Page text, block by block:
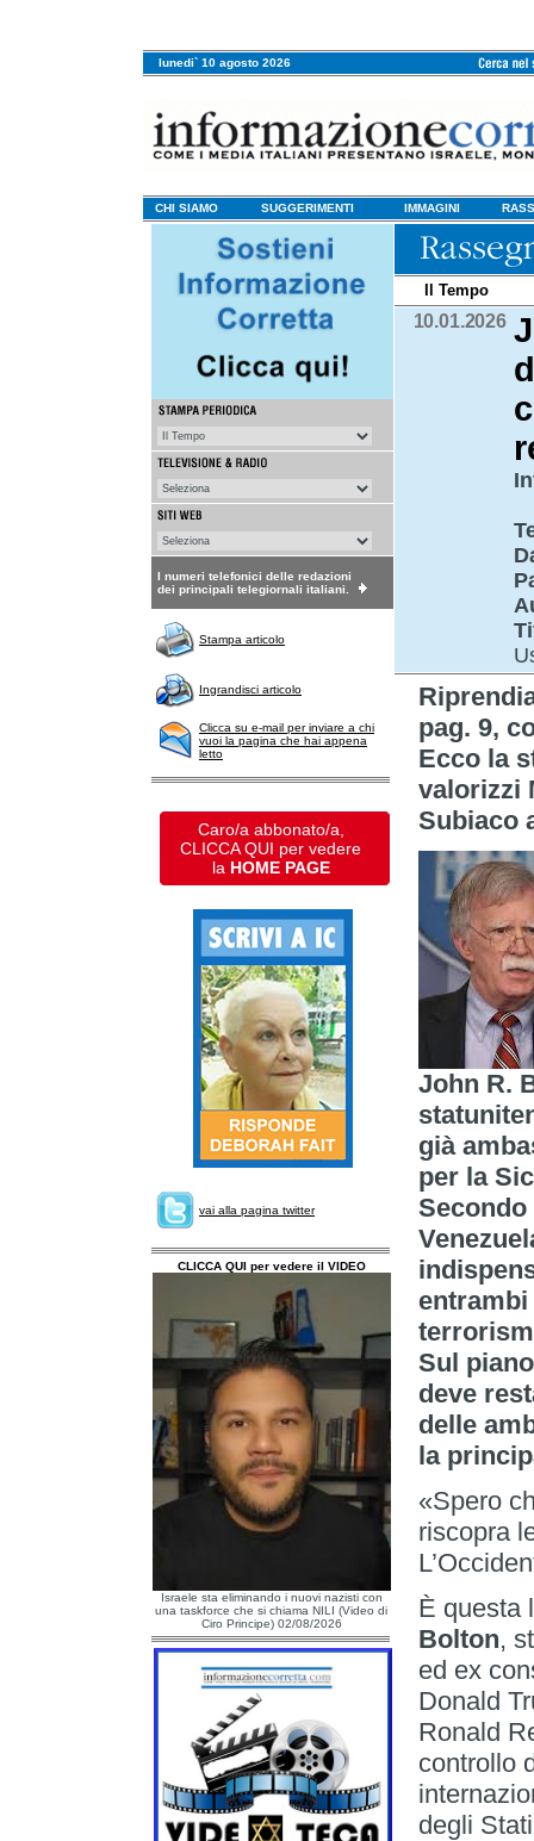
lunedi` 10 agosto 2026
CHI SIAMO SUGGERIMENTI IMMAGINI
I numeri telefonici delle redazioni
dei principali telegiornali italiani.
Stampa articolo
Ingrandisci articolo
Clicca su e-mail per inviare a chi
vuoi la pagina che hai appena
letto
Caro/a abbonato/a,
CLICCA QUI per vedere
la HOME PAGE
vai alla pagina twitter
CLICCA QUI per vedere il VIDEO
Israele sta eliminando i nuovi nazisti con
una taskforce che si chiama NILI (Video di
Ciro Principe) 02/08/2026
Il Tempo
10.01.2026
pag. 9,
Ecco la
valorizzi
Subiaco
John R.
già
per la
Sul
deve
delle
la
«Spero
riscopra
È questa
Bolton,
ed ex
Donald
Ronald
controllo
degli